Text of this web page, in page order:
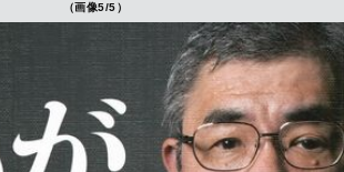
（画像5/5）